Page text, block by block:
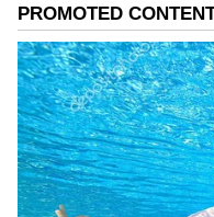
அறிந்த ஒன்றே.
இரண்டு
வருகிறது.
ஏசியாநெட்